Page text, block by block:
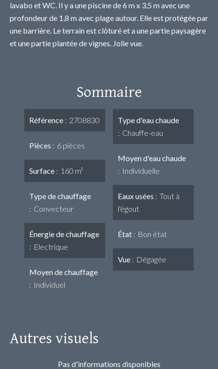
lavabo et WC. Il y a une piscine de 6 m x 3,5 m avec une
profondeur de 1,8 m avec plage autour. Elle est protégée par
une barrière. Le terrain est clôturé et a une partie paysagère
et une partie plantée de vignes. Jolie vue.
Sommaire
Référence 2708830
Pièces 6 pièces
Surface 160 m²
Type de chauffage
Convecteur
Énergie de chauffage
Electrique
Moyen de chauffage
Individuel
Type d'eau chaude
Chauffe-eau
Moyen d'eau chaude
Individuelle
Eaux usées
Tout à
l'égout
État Bon état
Vue Dégagée
Autres visuels
Pas d'informations disponibles